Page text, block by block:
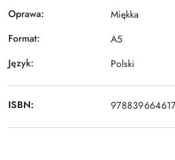
Oprawa:
Miękka
Format:
A5
Język:
Polski
ISBN: